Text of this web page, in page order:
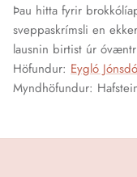
Þau hitta fyrir
sveppaskrímsli en
lausnin birtist úr
Höfundur: Eygló
Myndhöfundur: